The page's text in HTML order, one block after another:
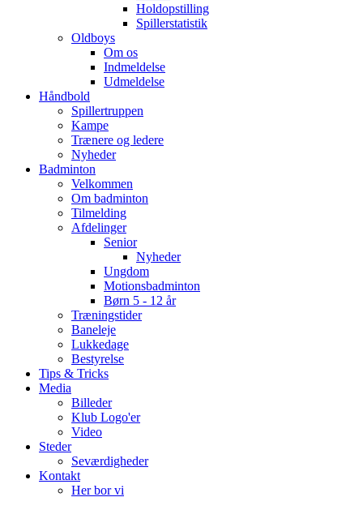
Holdopstilling
Spillerstatistik
Oldboys
Om os
Indmeldelse
Udmeldelse
Håndbold
Spillertruppen
Kampe
Trænere og ledere
Nyheder
Badminton
Velkommen
Om badminton
Tilmelding
Afdelinger
Senior
Nyheder
Ungdom
Motionsbadminton
Børn 5 - 12 år
Træningstider
Baneleje
Lukkedage
Bestyrelse
Tips & Tricks
Media
Billeder
Klub Logo'er
Video
Steder
Seværdigheder
Kontakt
Her bor vi